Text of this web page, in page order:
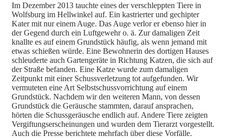
Im Dezember 2013 tauchte eines der verschleppten Tiere in
Wolfsburg im Hellwinkel auf. Ein kastrierter und gechipter
Kater mit nur einem Auge. Das Auge verlor er ebenso hier in
der Gegend durch ein Luftgewehr o. ä. Zur damaligen Zeit
knallte es auf einem Grundstück häufig, als wenn jemand mit
etwas schießen würde. Eine Bewohnerin des dortigen Hauses
schleuderte auch Gartengeräte in Richtung Katzen, die sich auf
der Straße befanden. Eine Katze wurde zum damaligen
Zeitpunkt mit einer Schussverletzung tot aufgefunden. Wir
vermuteten eine Art Selbstschussvorrichtung auf einem
Grundstück. Nachdem wir den weiteren Mann, von dessen
Grundstück die Geräusche stammten, darauf ansprachen,
hörten die Schussgeräusche endlich auf. Andere Tiere zeigten
Vergiftungserscheinungen und wurden dem Tierarzt vorgestellt.
Auch die Presse berichtete mehrfach über diese Vorfälle.